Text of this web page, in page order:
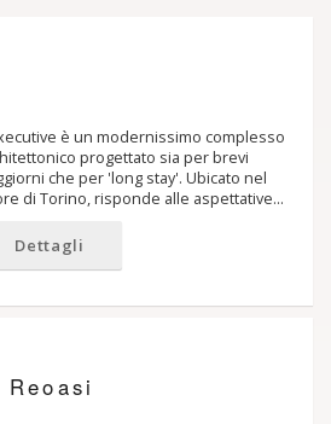
è un modernissimo complesso
progettato sia per brevi
che per 'long stay'. Ubicato nel
di Torino, risponde alle aspettative…
Dettagli